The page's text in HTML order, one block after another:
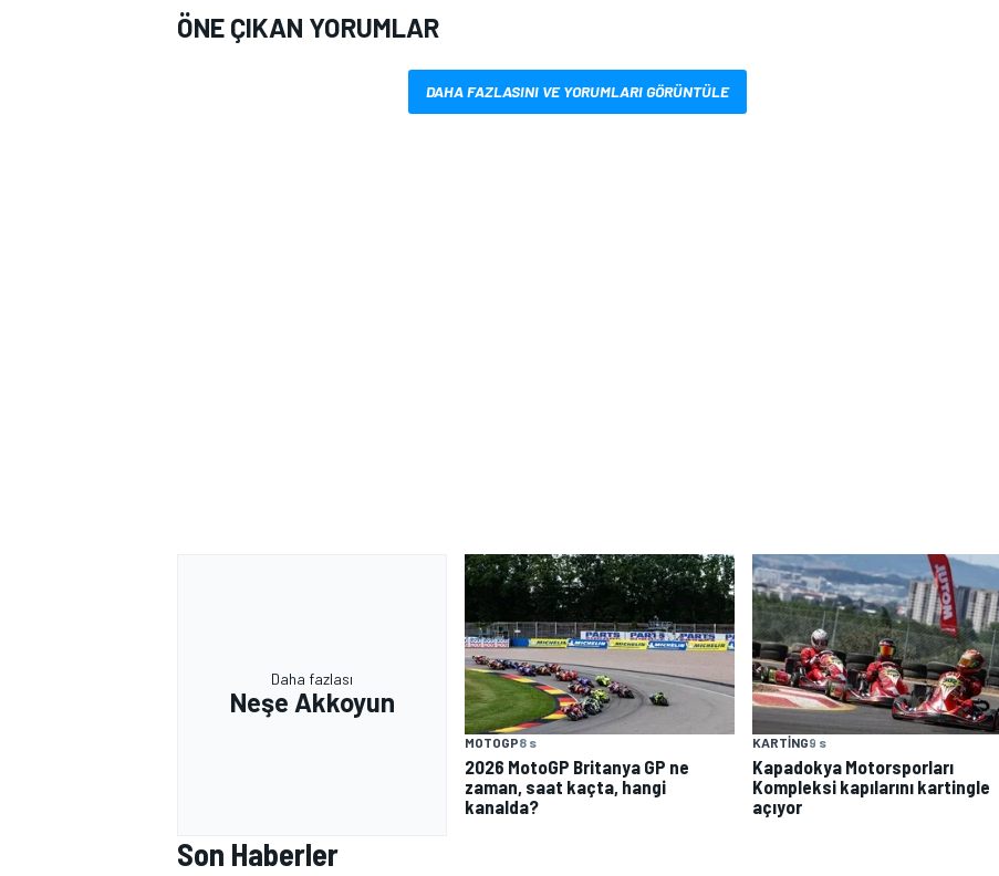
ÖNE ÇIKAN YORUMLAR
DAHA FAZLASINI VE YORUMLARI GÖRÜNTÜLE
Daha fazlası
Neşe Akkoyun
MOTOGP8 s
2026 MotoGP Britanya GP ne
zaman, saat kaçta, hangi
kanalda?
KARTING9 s
Kapadokya Motorsporları
Kompleksi kapılarını kartingle
açıyor
Son Haberler